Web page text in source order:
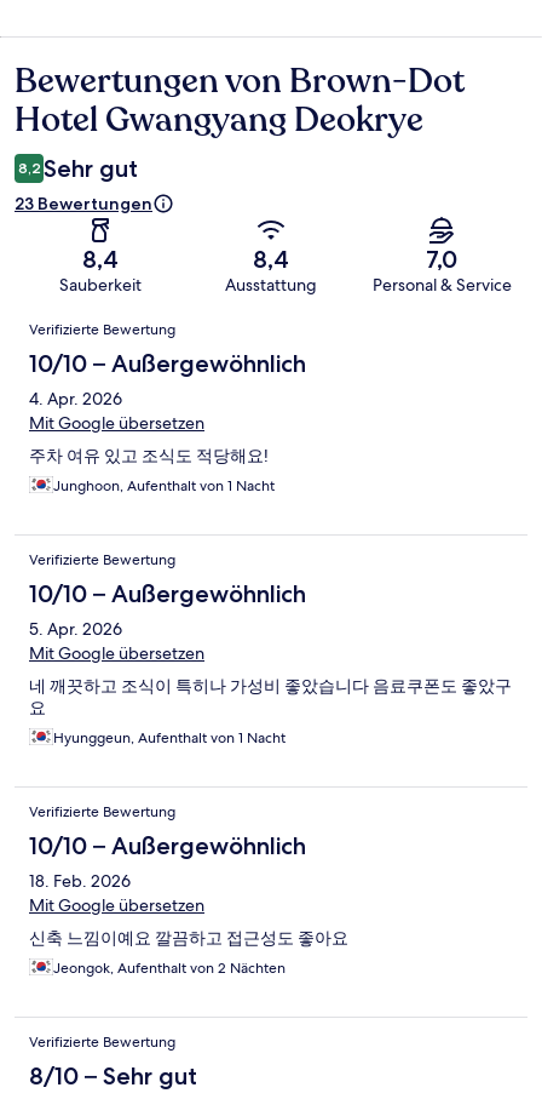
Bewertungen
Bewertungen von Brown-Dot
Hotel Gwangyang Deokrye
8,2 Sehr gut
23 Bewertungen
8,4
Sauberkeit
8,4
Ausstattung
7,0
Personal & Service
Bewertungen
Verifizierte Bewertung
10/10 – Außergewöhnlich
4. Apr. 2026
Mit Google übersetzen
주차 여유 있고 조식도 적당해요!
Junghoon, Aufenthalt von 1 Nacht
Verifizierte Bewertung
10/10 – Außergewöhnlich
5. Apr. 2026
Mit Google übersetzen
네 깨끗하고 조식이 특히나 가성비 좋았습니다 음료쿠폰도 좋았구
요
Hyunggeun, Aufenthalt von 1 Nacht
Verifizierte Bewertung
10/10 – Außergewöhnlich
18. Feb. 2026
Mit Google übersetzen
신축 느낌이예요 깔끔하고 접근성도 좋아요
Jeongok, Aufenthalt von 2 Nächten
Verifizierte Bewertung
8/10 – Sehr gut